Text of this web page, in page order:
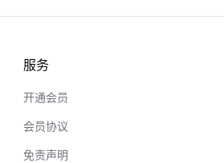
服务
开通会员
会员协议
免责声明